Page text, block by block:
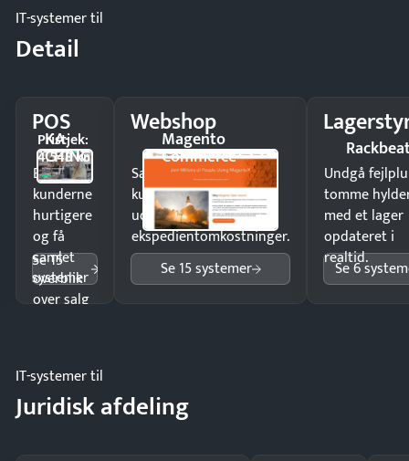
IT-systemer til
Detail
POS
KA-
CHING
Pristjek:
4.548 kr
Ekspedér
kunderne
hurtigere
og få
samlet
overblik
over salg
Se 15
systemer
Webshop
Magento
Commerce
Sælg produkter 24/7 til
kunder i hele landet
uden
ekspedientomkostninger.
Se 15 systemer
Undgå
tomme
med et lager
opdateret i
realtid.
Se 6
IT-systemer til
Juridisk afdeling